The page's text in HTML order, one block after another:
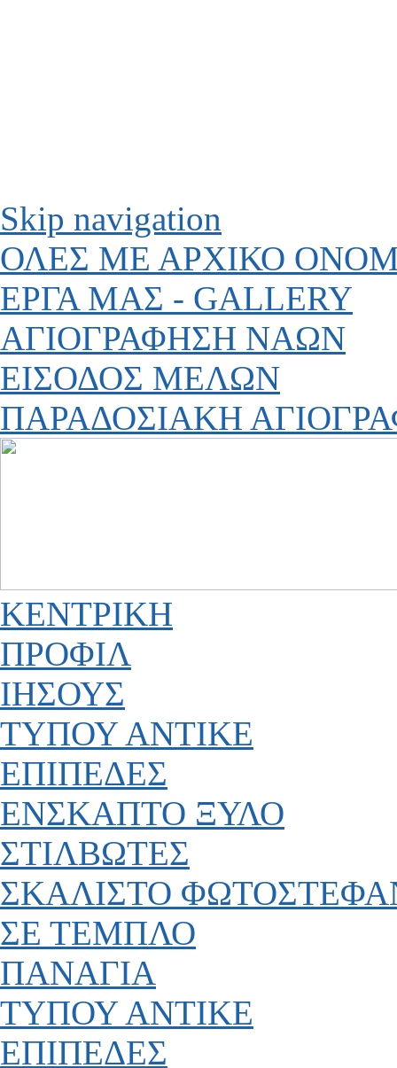
Skip navigation
ΟΛΕΣ ΜΕ ΑΡΧΙΚΟ
ΕΡΓΑ ΜΑΣ - GALLERY
ΑΓΙΟΓΡΑΦΗΣΗ ΝΑΩΝ
ΕΙΣΟΔΟΣ ΜΕΛΩΝ
ΠΑΡΑΔΟΣΙΑΚΗ
ΚΕΝΤΡΙΚΗ
ΠΡΟΦΙΛ
ΙΗΣΟΥΣ
ΤΥΠΟΥ ΑΝΤΙΚΕ
ΕΠΙΠΕΔΕΣ
ΕΝΣΚΑΠΤΟ ΞΥΛΟ
ΣΤΙΛΒΩΤΕΣ
ΣΚΑΛΙΣΤΟ
ΣΕ ΤΕΜΠΛΟ
ΠΑΝΑΓΙΑ
ΤΥΠΟΥ ΑΝΤΙΚΕ
ΕΠΙΠΕΔΕΣ